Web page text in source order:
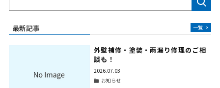
最新記事 一覧 >
外壁補修・塗装・雨漏り修理のご相
談も！
2026.07.03
お知らせ